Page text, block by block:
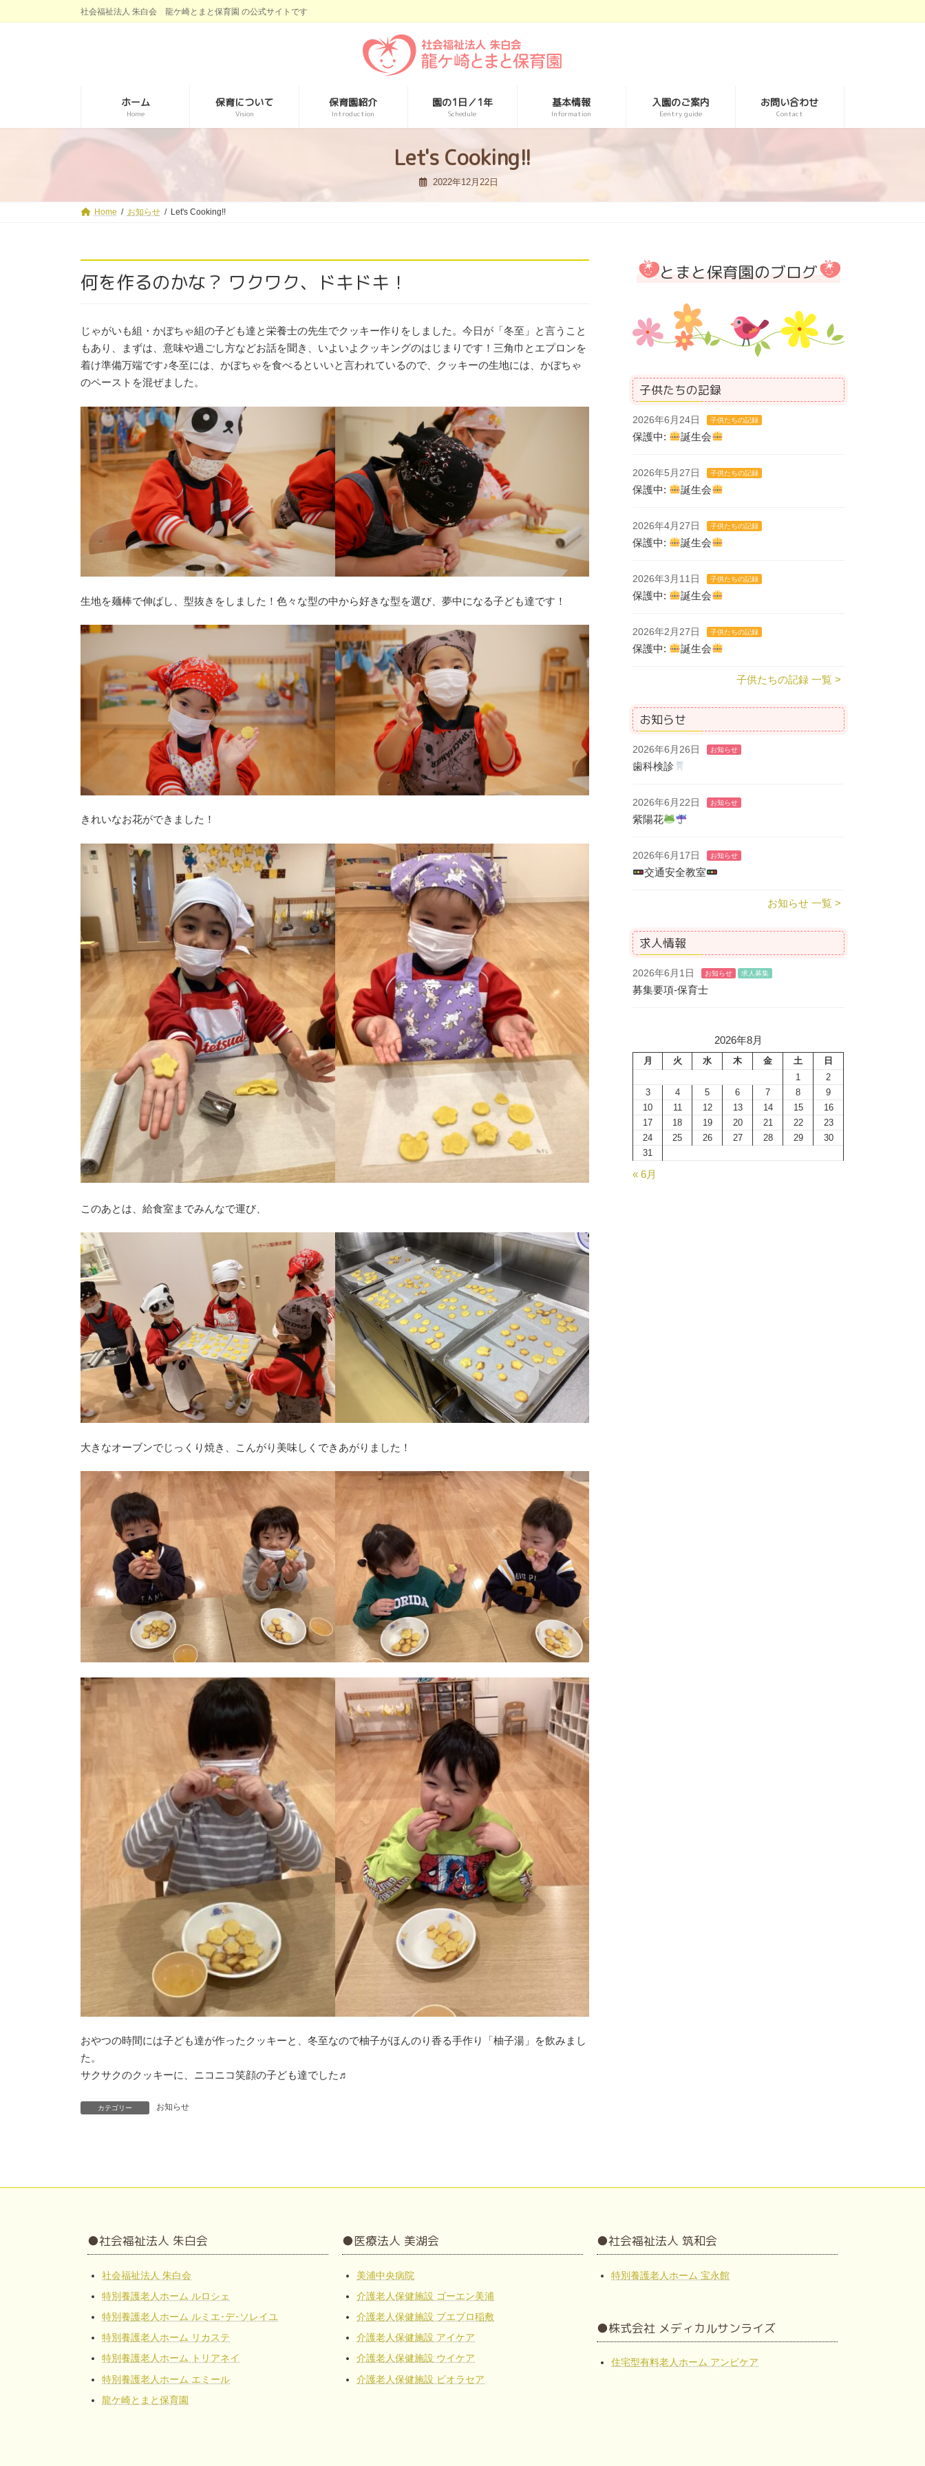
社会福祉法人 朱白会 龍ケ崎とまと保育園 の公式サイトです
ホーム
Home
保育について
Vision
保育園紹介
Introduction
園の1日／1年
Schedule
基本情報
Information
入園のご案内
Eentry guide
お問い合わせ
Contact
Let's Cooking!!
2022年12月22日
Home お知らせ Let's Cooking!!
何を作るのかな？ ワクワク、ドキドキ！
じゃがいも組・かぼちゃ組の子ども達と栄養士の先生でクッキー作りをしました。今日が「冬至」と言うこと
もあり、まずは、意味や過ごし方などお話を聞き、いよいよクッキングのはじまりです！三角巾とエプロンを
着け準備万端です♪冬至には、かぼちゃを食べるといいと言われているので、クッキーの生地には、かぼちゃ
のペーストを混ぜました。
生地を麺棒で伸ばし、型抜きをしました！色々な型の中から好きな型を選び、夢中になる子ども達です！
きれいなお花ができました！
このあとは、給食室までみんなで運び、
大きなオーブンでじっくり焼き、こんがり美味しくできあがりました！
おやつの時間には子ども達が作ったクッキーと、冬至なので柚子がほんのり香る手作り「柚子湯」を飲みまし
た。
サクサクのクッキーに、ニコニコ笑顔の子ども達でした♬
カテゴリー お知らせ
とまと保育園のブログ
子供たちの記録
2026年6月24日 子供たちの記録
保護中: 誕生会
2026年5月27日 子供たちの記録
保護中: 誕生会
2026年4月27日 子供たちの記録
保護中: 誕生会
2026年3月11日 子供たちの記録
保護中: 誕生会
2026年2月27日 子供たちの記録
保護中: 誕生会
子供たちの記録 一覧 >
お知らせ
2026年6月26日 お知らせ
歯科検診
2026年6月22日 お知らせ
紫陽花
2026年6月17日 お知らせ
交通安全教室
お知らせ 一覧 >
求人情報
2026年6月1日 お知らせ 求人募集
募集要項-保育士
2026年8月
月 火 水 木 金 土
日
1
2
3
4 5 6 7 8
9
10
11 12 13 14 15
16
17
18 19 20 21 22
23
24
25 26 27 28 29
30
31
« 6月
●社会福祉法人 朱白会
社会福祉法人 朱白会
特別養護老人ホーム ルロシェ
特別養護老人ホーム ルミエ･デ･ソレイユ
特別養護老人ホーム リカステ
特別養護老人ホーム トリアネイ
特別養護老人ホーム エミール
龍ケ崎とまと保育園
●医療法人 美湖会
美浦中央病院
介護老人保健施設 ゴーエン美浦
介護老人保健施設 プエブロ稲敷
介護老人保健施設 アイケア
介護老人保健施設 ウイケア
介護老人保健施設 ビオラセア
●社会福祉法人 筑和会
特別養護老人ホーム 宝永館
●株式会社 メディカルサンライズ
住宅型有料老人ホーム アンビケア